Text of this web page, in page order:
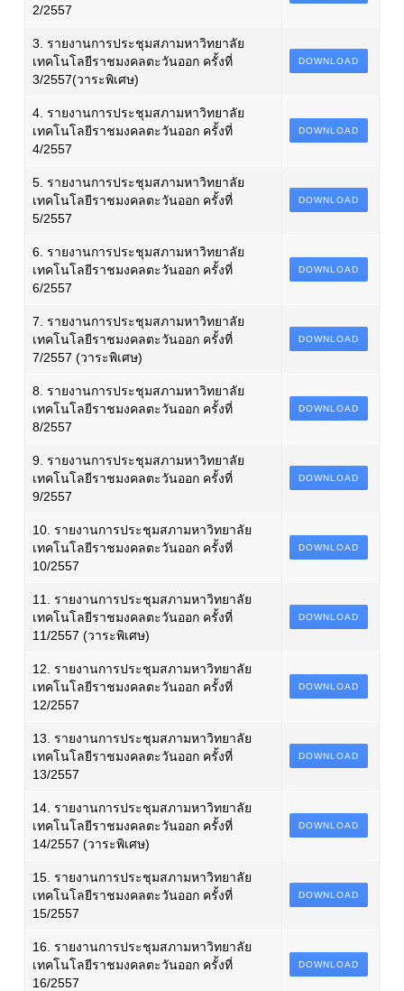
2/2557
3. รายงานการประชุมสภามหาวิทยาลัย
เทคโนโลยีราชมงคลตะวันออก ครั้งที่
3/2557(วาระพิเศษ)
DOWNLOAD
4. รายงานการประชุมสภามหาวิทยาลัย
เทคโนโลยีราชมงคลตะวันออก ครั้งที่
4/2557
DOWNLOAD
5. รายงานการประชุมสภามหาวิทยาลัย
เทคโนโลยีราชมงคลตะวันออก ครั้งที่
5/2557
DOWNLOAD
6. รายงานการประชุมสภามหาวิทยาลัย
เทคโนโลยีราชมงคลตะวันออก ครั้งที่
6/2557
DOWNLOAD
7. รายงานการประชุมสภามหาวิทยาลัย
เทคโนโลยีราชมงคลตะวันออก ครั้งที่
7/2557 (วาระพิเศษ)
DOWNLOAD
8. รายงานการประชุมสภามหาวิทยาลัย
เทคโนโลยีราชมงคลตะวันออก ครั้งที่
8/2557
DOWNLOAD
9. รายงานการประชุมสภามหาวิทยาลัย
เทคโนโลยีราชมงคลตะวันออก ครั้งที่
9/2557
DOWNLOAD
10. รายงานการประชุมสภามหาวิทยาลัย
เทคโนโลยีราชมงคลตะวันออก ครั้งที่
10/2557
DOWNLOAD
11. รายงานการประชุมสภามหาวิทยาลัย
เทคโนโลยีราชมงคลตะวันออก ครั้งที่
11/2557 (วาระพิเศษ)
DOWNLOAD
12. รายงานการประชุมสภามหาวิทยาลัย
เทคโนโลยีราชมงคลตะวันออก ครั้งที่
12/2557
DOWNLOAD
13. รายงานการประชุมสภามหาวิทยาลัย
เทคโนโลยีราชมงคลตะวันออก ครั้งที่
13/2557
DOWNLOAD
14. รายงานการประชุมสภามหาวิทยาลัย
เทคโนโลยีราชมงคลตะวันออก ครั้งที่
14/2557 (วาระพิเศษ)
DOWNLOAD
15. รายงานการประชุมสภามหาวิทยาลัย
เทคโนโลยีราชมงคลตะวันออก ครั้งที่
15/2557
DOWNLOAD
16. รายงานการประชุมสภามหาวิทยาลัย
เทคโนโลยีราชมงคลตะวันออก ครั้งที่
16/2557
DOWNLOAD